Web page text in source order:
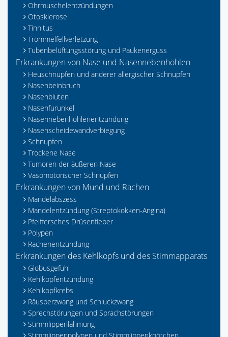
Ohrmuschelentzündungen
Otosklerose
Tinnitus
Trommelfellverletzung
Tubenbelüftungsstörung und Paukenerguss
Erkrankungen von Nase und Nasennebenhöhlen
Heuschnupfen und anderer allergischer Schnupfen
Nasenbeinbruch
Nasenbluten
Nasenfurunkel
Nasennebenhöhlenentzündung
Nasenscheidewandverbiegung
Schnupfen
Trockene Nase
Tumoren der äußeren Nase
Vasomotorischer Schnupfen
Erkrankungen von Mund und Rachen
Mandelabszess
Mandelentzündung (Streptokokken-Angina)
Pfeiffersches Drüsenfieber
Polypen
Rachenentzündung
Erkrankungen des Kehlkopfs und des Stimmapparats
Globusgefühl
Kehlkopfentzündung
Kehlkopfkrebs
Räusperzwang und Schluckzwang
Sprechstörungen und Sprachstörungen
Stimmlippenlähmung